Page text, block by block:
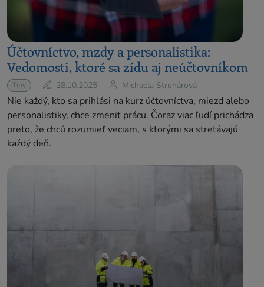
Účtovníctvo, mzdy a personalistika:
Vedomosti, ktoré sa zídu aj neúčtovníkom
Tipy 28.10.2025 Michaela Struhárová
Nie každý, kto sa prihlási na kurz účtovníctva, miezd alebo
personalistiky, chce zmeniť prácu. Čoraz viac ľudí prichádza
preto, že chcú rozumieť veciam, s ktorými sa stretávajú
každý deň.